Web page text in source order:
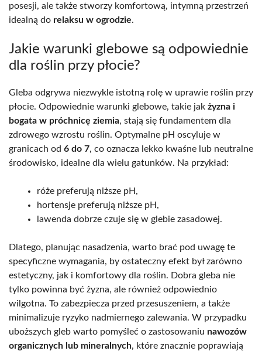
posesji, ale także stworzy komfortową, intymną przestrzeń
idealną do relaksu w ogrodzie.
Jakie warunki glebowe są odpowiednie
dla roślin przy płocie?
Gleba odgrywa niezwykle istotną rolę w uprawie roślin przy
płocie. Odpowiednie warunki glebowe, takie jak żyzna i
bogata w próchnicę ziemia, stają się fundamentem dla
zdrowego wzrostu roślin. Optymalne pH oscyluje w
granicach od 6 do 7, co oznacza lekko kwaśne lub neutralne
środowisko, idealne dla wielu gatunków. Na przykład:
róże preferują niższe pH,
hortensje preferują niższe pH,
lawenda dobrze czuje się w glebie zasadowej.
Dlatego, planując nasadzenia, warto brać pod uwagę te
specyficzne wymagania, by ostateczny efekt był zarówno
estetyczny, jak i komfortowy dla roślin. Dobra gleba nie
tylko powinna być żyzna, ale również odpowiednio
wilgotna. To zabezpiecza przed przesuszeniem, a także
minimalizuje ryzyko nadmiernego zalewania. W przypadku
uboższych gleb warto pomyśleć o zastosowaniu nawozów
organicznych lub mineralnych, które znacznie poprawiają